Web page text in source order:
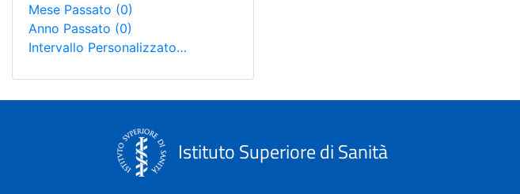
Mese Passato (0)
Anno Passato (0)
Intervallo Personalizzato…
Istituto Superiore di Sanità